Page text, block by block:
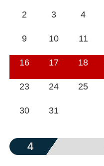
2 3 4
9 10 11
16 17 18
23 24 25
30 31
4